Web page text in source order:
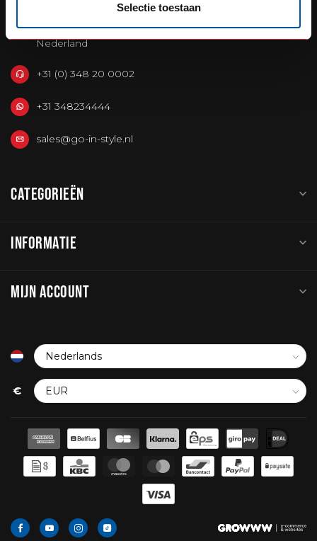
Selectie toestaan
3433KL Nieuwegein
Nederland
+31 (0) 348 20 0002
+31 348234444
sales@go-in-style.nl
CATEGORIEËN
INFORMATIE
MIJN ACCOUNT
€